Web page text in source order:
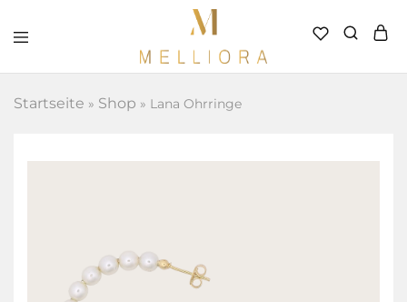
Melliora
Handverlesener
Schmuck
Startseite » Shop » Lana Ohrringe